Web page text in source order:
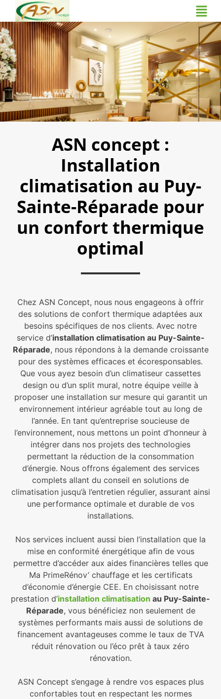
ASN concept :
Installation
climatisation au Puy-
Sainte-Réparade pour
un confort thermique
optimal
Chez ASN Concept, nous nous engageons à offrir
des solutions de confort thermique adaptées aux
besoins spécifiques de nos clients. Avec notre
service d’installation climatisation au Puy-Sainte-
Réparade, nous répondons à la demande croissante
pour des systèmes efficaces et écoresponsables.
Que vous ayez besoin d’un climatiseur cassettes
design ou d’un split mural, notre équipe veille à
proposer une installation sur mesure qui garantit un
environnement intérieur agréable tout au long de
l’année. En tant qu’entreprise soucieuse de
l’environnement, nous mettons un point d’honneur à
intégrer dans nos projets des technologies
permettant la réduction de la consommation
d’énergie. Nous offrons également des services
complets allant du conseil en solutions de
climatisation jusqu’à l’entretien régulier, assurant ainsi
une performance optimale et durable de vos
installations.
Nos services incluent aussi bien l’installation que la
mise en conformité énergétique afin de vous
permettre d’accéder aux aides financières telles que
Ma PrimeRénov’ chauffage et les certificats
d’économie d’énergie CEE. En choisissant notre
prestation d’installation climatisation au Puy-Sainte-
Réparade, vous bénéficiez non seulement de
systèmes performants mais aussi de solutions de
financement avantageuses comme le taux de TVA
réduit rénovation ou l’éco prêt à taux zéro
rénovation.
ASN Concept s’engage à rendre vos espaces plus
confortables tout en respectant les normes